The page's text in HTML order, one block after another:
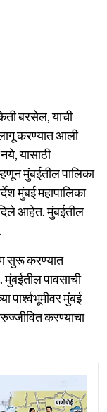
बरसेल, याची
करण्यात आली
यासाठी
मुंबईतील पालिका
मुंबई महापालिका
आहेत. मुंबईतील
सुरू करण्यात
पावसाची
पार्श्वभूमीवर मुंबई
करण्याचा